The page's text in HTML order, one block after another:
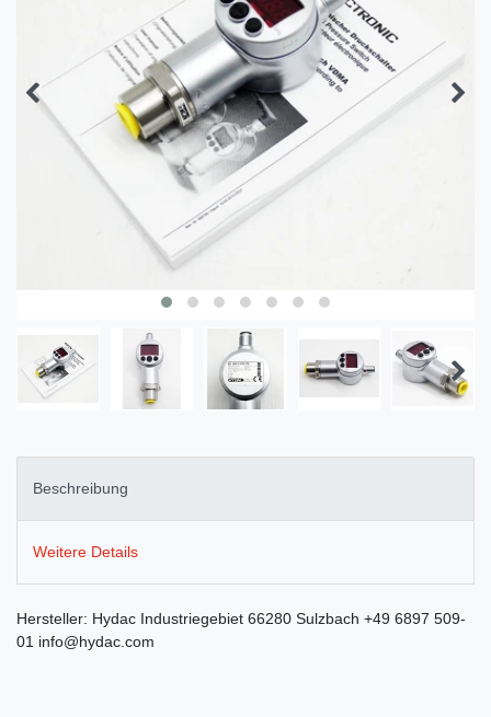
Beschreibung
Weitere Details
Hersteller: Hydac Industriegebiet 66280 Sulzbach +49 6897 509-
01 info@hydac.com